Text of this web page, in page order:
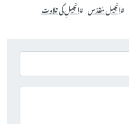
اِنجیل مُقدّس اِنجیلِ کی تلاوت